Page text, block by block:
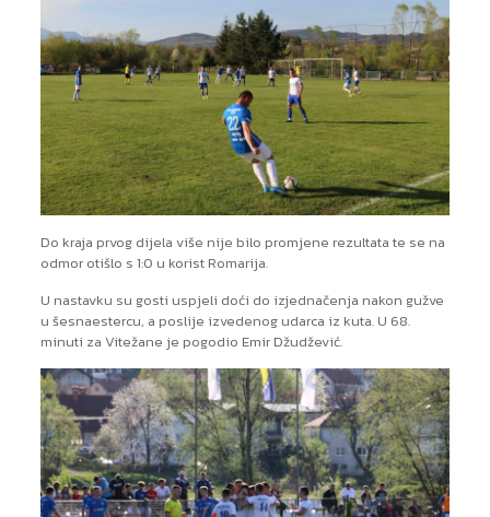
Do kraja prvog dijela više nije bilo promjene rezultata te se na
odmor otišlo s 1:0 u korist Romarija.
U nastavku su gosti uspjeli doći do izjednačenja nakon gužve
u šesnaestercu, a poslije izvedenog udarca iz kuta. U 68.
minuti za Vitežane je pogodio Emir Džudžević.